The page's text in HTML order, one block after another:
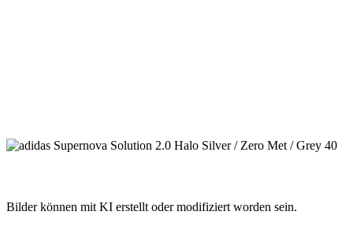
Bilder können mit KI erstellt oder modifiziert worden sein.